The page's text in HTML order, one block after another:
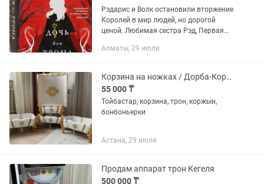
Рэдарис и Волк остановили вторжение
Королей в мир людей, но дорогой
ценой. Любимая сестра Рэд, Первая
веками томились в ловушке злобные
Алматы, 29 июля
Корзина на ножках / Дорба-Коржын
55 000 ₸
Тойбастар, корзина, трон, коржын,
бонбоньерки
Астана, 29 июля
Продам аппарат трон Кегеля
500 000 ₸